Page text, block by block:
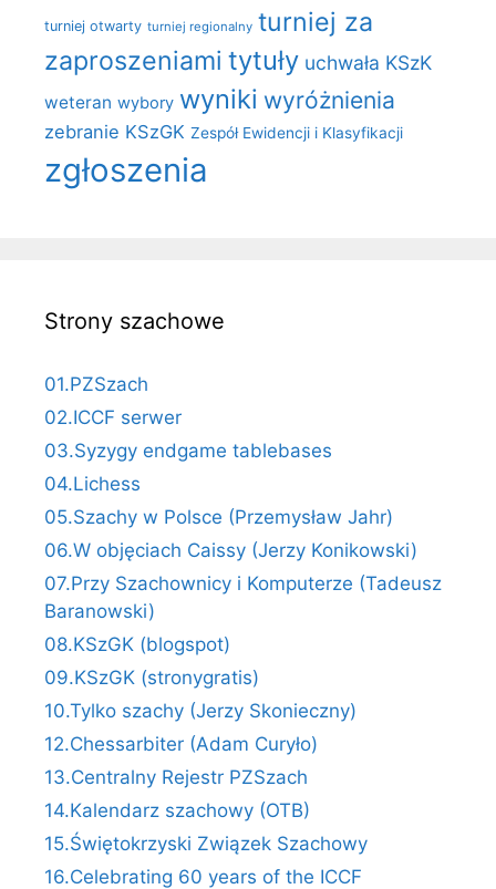
turniej otwarty turniej regionalny turniej za
zaproszeniami tytuły uchwała KSzK
weteran wybory wyniki wyróżnienia
zebranie KSzGK Zespół Ewidencji i Klasyfikacji
zgłoszenia
Strony szachowe
01.PZSzach
02.ICCF serwer
03.Syzygy endgame tablebases
04.Lichess
05.Szachy w Polsce (Przemysław Jahr)
06.W objęciach Caissy (Jerzy Konikowski)
07.Przy Szachownicy i Komputerze (Tadeusz
Baranowski)
08.KSzGK (blogspot)
09.KSzGK (stronygratis)
10.Tylko szachy (Jerzy Skonieczny)
12.Chessarbiter (Adam Curyło)
13.Centralny Rejestr PZSzach
14.Kalendarz szachowy (OTB)
15.Świętokrzyski Związek Szachowy
16.Celebrating 60 years of the ICCF